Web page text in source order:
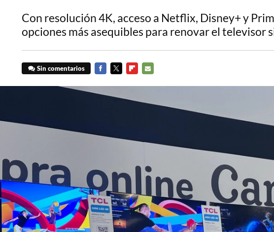
Con resolución 4K, acceso a Netflix, Disney+ y
opciones más asequibles para renovar el televisor
Sin comentarios